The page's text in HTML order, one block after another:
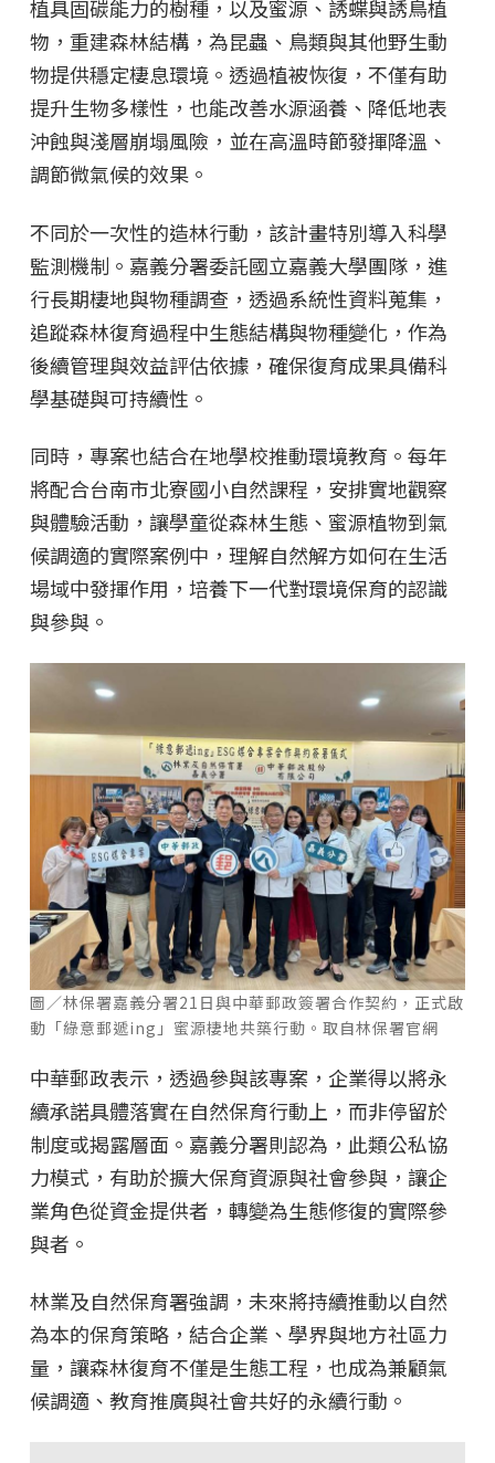
植具固碳能力的樹種，以及蜜源、誘蝶與誘鳥植
物，重建森林結構，為昆蟲、鳥類與其他野生動
物提供穩定棲息環境。透過植被恢復，不僅有助
提升生物多樣性，也能改善水源涵養、降低地表
沖蝕與淺層崩塌風險，並在高溫時節發揮降溫、
調節微氣候的效果。
不同於一次性的造林行動，該計畫特別導入科學
監測機制。嘉義分署委託國立嘉義大學團隊，進
行長期棲地與物種調查，透過系統性資料蒐集，
追蹤森林復育過程中生態結構與物種變化，作為
後續管理與效益評估依據，確保復育成果具備科
學基礎與可持續性。
同時，專案也結合在地學校推動環境教育。每年
將配合台南市北寮國小自然課程，安排實地觀察
與體驗活動，讓學童從森林生態、蜜源植物到氣
候調適的實際案例中，理解自然解方如何在生活
場域中發揮作用，培養下一代對環境保育的認識
與參與。
圖／林保署嘉義分署21日與中華郵政簽署合作契約，正式啟
動「綠意郵遞ing」蜜源棲地共築行動。取自林保署官網
中華郵政表示，透過參與該專案，企業得以將永
續承諾具體落實在自然保育行動上，而非停留於
制度或揭露層面。嘉義分署則認為，此類公私協
力模式，有助於擴大保育資源與社會參與，讓企
業角色從資金提供者，轉變為生態修復的實際參
與者。
林業及自然保育署強調，未來將持續推動以自然
為本的保育策略，結合企業、學界與地方社區力
量，讓森林復育不僅是生態工程，也成為兼顧氣
候調適、教育推廣與社會共好的永續行動。